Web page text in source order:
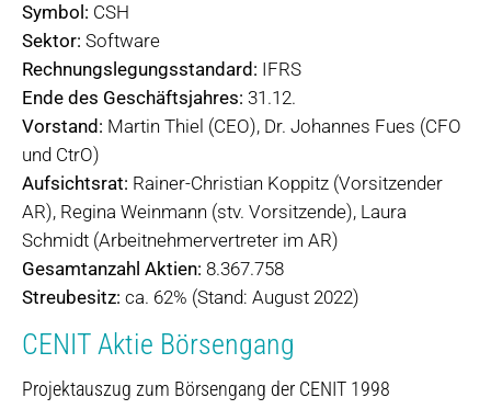
Symbol: CSH
Sektor: Software
Rechnungslegungsstandard: IFRS
Ende des Geschäftsjahres: 31.12.
Vorstand: Martin Thiel (CEO), Dr. Johannes Fues (CFO
und CtrO)
Aufsichtsrat: Rainer-Christian Koppitz (Vorsitzender
AR), Regina Weinmann (stv. Vorsitzende), Laura
Schmidt (Arbeitnehmervertreter im AR)
Gesamtanzahl Aktien: 8.367.758
Streubesitz: ca. 62% (Stand: August 2022)
CENIT Aktie Börsengang
Projektauszug zum Börsengang der CENIT 1998